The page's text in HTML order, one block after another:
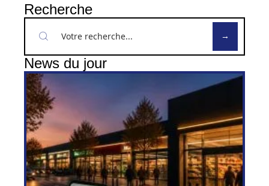
Recherche
News du jour